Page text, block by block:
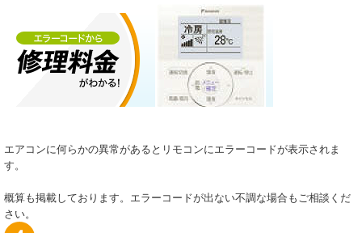
エアコンに何らかの異常があるとリモコンにエラーコードが表示されま
す。
概算も掲載しております。エラーコードが出ない不調な場合もご相談くだ
さい。